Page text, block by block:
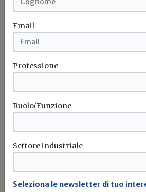
Iscriviti
I più letti sull'argomento
Email
Professione
Ruolo/Funzione
Settore industriale
Seleziona le newsletter di tuo